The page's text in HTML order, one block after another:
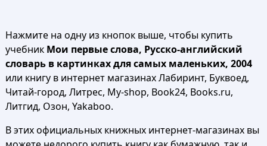
Нажмите на одну из кнопок выше, чтобы купить
учебник Мои первые слова, Русско-английский
словарь в картинках для самых маленьких, 2004
или книгу в интернет магазинах Лабиринт, Буквоед,
Читай-город, Литрес, My-shop, Book24, Books.ru,
Литгид, Озон, Yakaboo.
В этих официальных книжных интернет-магазинах вы